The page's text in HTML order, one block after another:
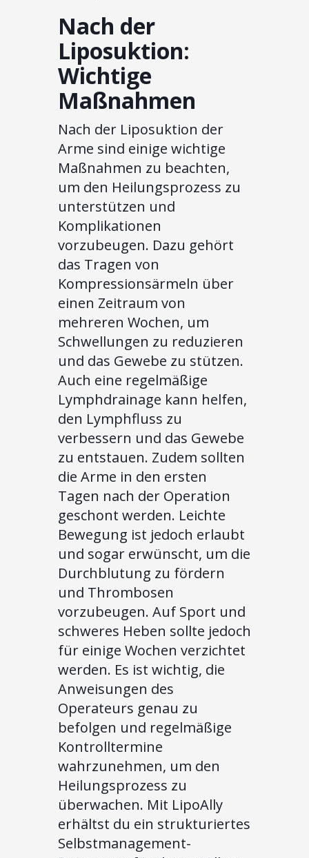
Nach der
Liposuktion:
Wichtige
Maßnahmen
Nach der Liposuktion der
Arme sind einige wichtige
Maßnahmen zu beachten,
um den Heilungsprozess zu
unterstützen und
Komplikationen
vorzubeugen. Dazu gehört
das Tragen von
Kompressionsärmeln über
einen Zeitraum von
mehreren Wochen, um
Schwellungen zu reduzieren
und das Gewebe zu stützen.
Auch eine regelmäßige
Lymphdrainage kann helfen,
den Lymphfluss zu
verbessern und das Gewebe
zu entstauen. Zudem sollten
die Arme in den ersten
Tagen nach der Operation
geschont werden. Leichte
Bewegung ist jedoch erlaubt
und sogar erwünscht, um die
Durchblutung zu fördern
und Thrombosen
vorzubeugen. Auf Sport und
schweres Heben sollte jedoch
für einige Wochen verzichtet
werden. Es ist wichtig, die
Anweisungen des
Operateurs genau zu
befolgen und regelmäßige
Kontrolltermine
wahrzunehmen, um den
Heilungsprozess zu
überwachen. Mit LipoAlly
erhältst du ein strukturiertes
Selbstmanagement-